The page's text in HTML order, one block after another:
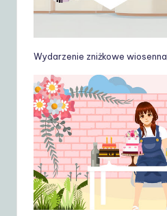
Wydarzenie zniżkowe wiosenna